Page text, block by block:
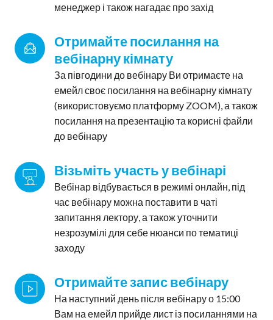
менеджер і також нагадає про захід
Отримайте посилання на
вебінарну кімнату
За півгодини до вебінару Ви отримаєте на
емейл своє посилання на вебінарну кімнату
(використовуємо платформу ZOOM), а також
посилання на презентацію та корисні файли
до вебінару
Візьміть участь у вебінарі
Вебінар відбувається в режимі онлайн, під
час вебінару можна поставити в чаті
запитання лектору, а також уточнити
незрозумілі для себе нюанси по тематиці
заходу
Отримайте запис вебінару
На наступний день після вебінару о 15:00
Вам на емейл прийде лист із посиланнями на